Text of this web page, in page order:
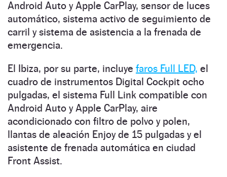
Android Auto y Apple CarPlay, sensor de luces
automático, sistema activo de seguimiento de
carril y sistema de asistencia a la frenada de
emergencia.
El Ibiza, por su parte, incluye faros Full LED, el
cuadro de instrumentos Digital Cockpit ocho
pulgadas, el sistema Full Link compatible con
Android Auto y Apple CarPlay, aire
acondicionado con filtro de polvo y polen,
llantas de aleación Enjoy de 15 pulgadas y el
asistente de frenada automática en ciudad
Front Assist.